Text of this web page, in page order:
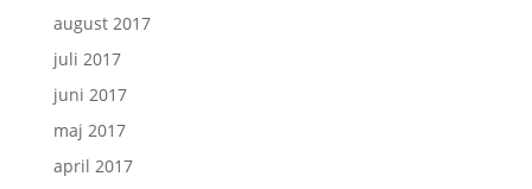
august 2017
juli 2017
juni 2017
maj 2017
april 2017